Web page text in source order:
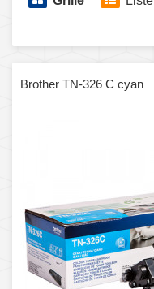
Brother TN-326 C cyan